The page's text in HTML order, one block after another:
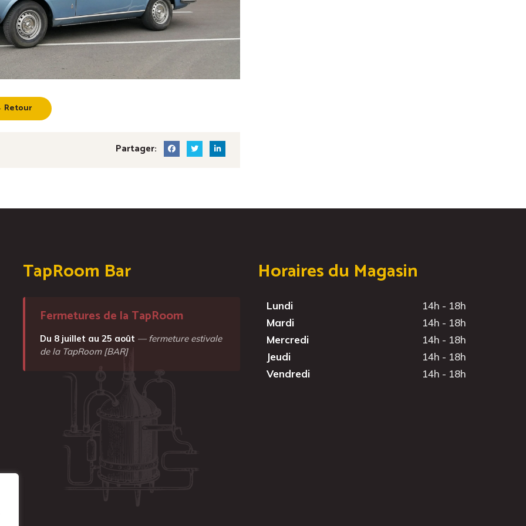
Partager:
TapRoom Bar
Fermetures de la TapRoom
Du 8 juillet au 25 août — fermeture estivale
de la TapRoom [BAR]
Horaires du Magasin
Lundi
14h - 18h
Mardi
14h - 18h
Mercredi
14h - 18h
Jeudi
14h - 18h
Vendredi
14h - 18h